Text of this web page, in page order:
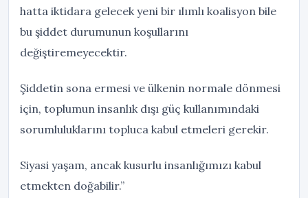
hatta iktidara gelecek yeni bir ılımlı koalisyon bile
bu şiddet durumunun koşullarını
değiştiremeyecektir.
Şiddetin sona ermesi ve ülkenin normale dönmesi
için, toplumun insanlık dışı güç kullanımındaki
sorumluluklarını topluca kabul etmeleri gerekir.
Siyasi yaşam, ancak kusurlu insanlığımızı kabul
etmekten doğabilir.”